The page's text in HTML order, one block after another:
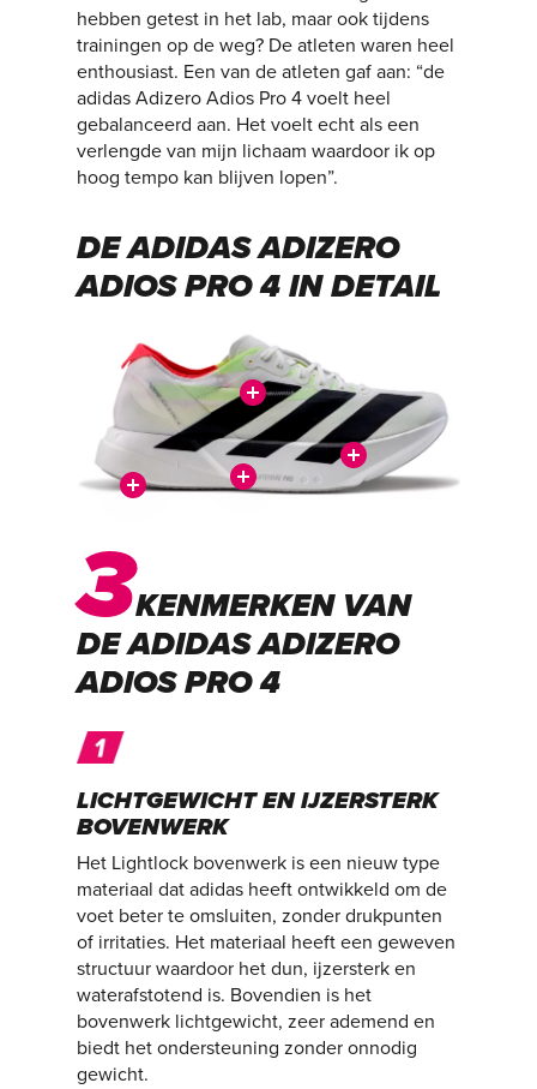
hebben getest in het lab, maar ook tijdens
trainingen op de weg? De atleten waren heel
enthousiast. Een van de atleten gaf aan: “de
adidas Adizero Adios Pro 4 voelt heel
gebalanceerd aan. Het voelt echt als een
verlengde van mijn lichaam waardoor ik op
hoog tempo kan blijven lopen”.
DE ADIDAS ADIZERO
ADIOS PRO 4 IN DETAIL
3KENMERKEN VAN
DE ADIDAS ADIZERO
ADIOS PRO 4
LICHTGEWICHT EN IJZERSTERK
BOVENWERK
Het Lightlock bovenwerk is een nieuw type
materiaal dat adidas heeft ontwikkeld om de
voet beter te omsluiten, zonder drukpunten
of irritaties. Het materiaal heeft een geweven
structuur waardoor het dun, ijzersterk en
waterafstotend is. Bovendien is het
bovenwerk lichtgewicht, zeer ademend en
biedt het ondersteuning zonder onnodig
gewicht.